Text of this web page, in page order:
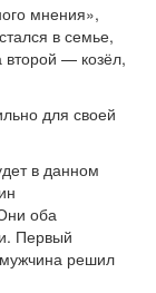
мнения»,
в семье,
— козёл,
для своей
в данном
оба
Первый
решил